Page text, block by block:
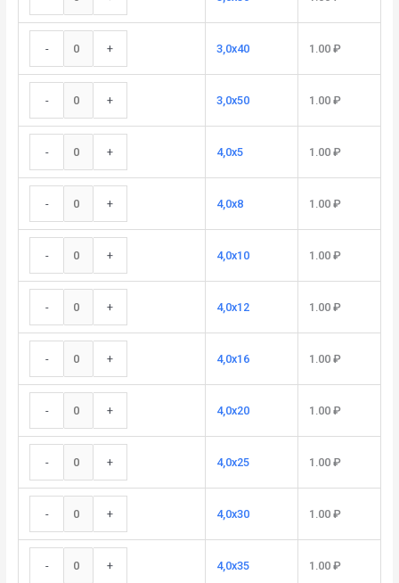
- + 3,0x40 1.00₽
- + 3,0x50 1.00₽
- + 4,0x5 1.00₽
- + 4,0x8 1.00₽
- + 4,0x10 1.00₽
- + 4,0x12 1.00₽
- + 4,0x16 1.00₽
- + 4,0x20 1.00₽
- + 4,0x25 1.00₽
- + 4,0x30 1.00₽
- + 4,0x35 1.00₽